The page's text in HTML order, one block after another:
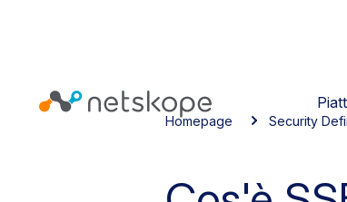
Homepage Security